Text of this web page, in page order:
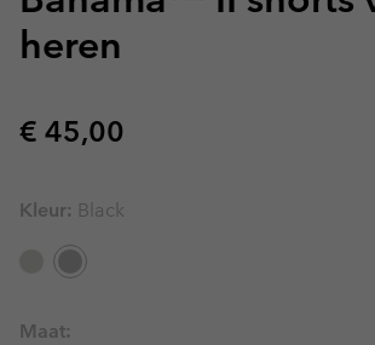
heren
Regular price:
€ 45,00
Kleur: Black
Maat: